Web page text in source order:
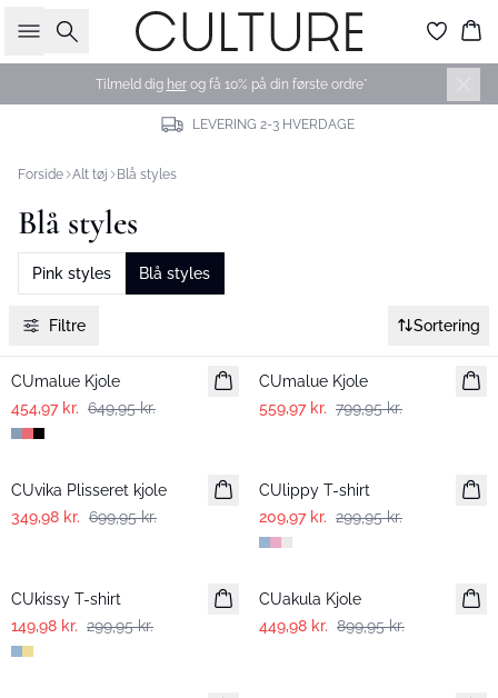
Søg
Tilmeld dig herog få 10% på din første ordre*
LEVERING 2-3 HVERDAGE
Forside Alt tøj Blå styles
Blå styles
Pink styles Blå styles
Filtre Sortering
-30%
CUmalue Kjole
454,97 kr. 649,95 kr.
CUmalue Kjole
559,97 kr. 799,95 kr.
-50%
CUvika Plisseret kjole
349,98 kr. 699,95 kr.
CUlippy T-shirt
209,97 kr. 299,95 kr.
CUkissy T-shirt
149,98 kr. 299,95 kr.
-50%
CUakula Kjole
449,98 kr. 899,95 kr.
-50%